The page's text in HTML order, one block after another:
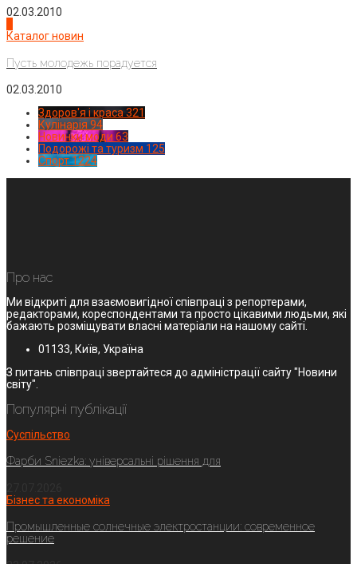
02.03.2010
Каталог новин
Пусть молодежь порадуется
02.03.2010
Здоров'я і краса 321
Кулінарія 94
Новинки моди 63
Подорожі та туризм 125
Спорт1224
Про нас
Ми відкриті для взаємовигідної співпраці з репортерами,
редакторами, кореспондентами та просто цікавими людьми, які
бажають розміщувати власні матеріали на нашому сайті.
01133, Київ, Україна
З питань співпраці звертайтеся до адміністрації сайту "Новини
світу".
Популярні публікації
Суспільство
Фарби Sniezka: універсальні рішення для
Бізнес та економіка
Промышленные солнечные электростанции: современное
решение